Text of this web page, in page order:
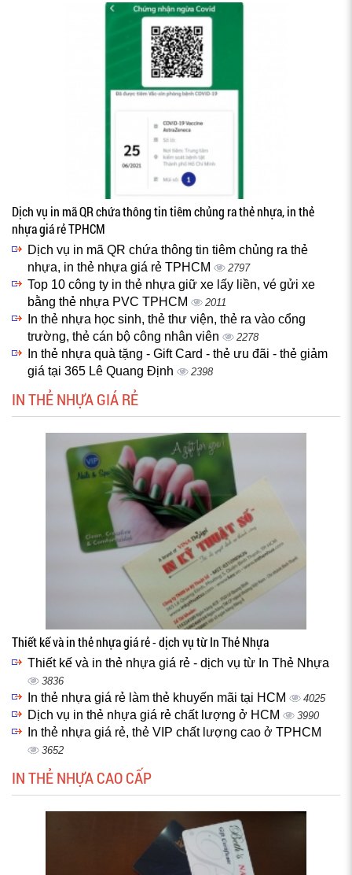
Dịch vụ in mã QR chứa thông tin tiêm chủng ra thẻ nhựa, in thẻ
nhựa giá rẻ TPHCM
Dịch vụ in mã QR chứa thông tin tiêm chủng ra thẻ
nhựa, in thẻ nhựa giá rẻ TPHCM
2797
Top 10 công ty in thẻ nhựa giữ xe lấy liền, vé gửi xe
bằng thẻ nhựa PVC TPHCM
2011
In thẻ nhựa học sinh, thẻ thư viện, thẻ ra vào cổng
trường, thẻ cán bộ công nhân viên
2278
In thẻ nhựa quà tặng - Gift Card - thẻ ưu đãi - thẻ giảm
giá tại 365 Lê Quang Định
2398
IN THẺ NHỰA GIÁ RẺ
Thiết kế và in thẻ nhựa giá rẻ - dịch vụ từ In Thẻ Nhựa
Thiết kế và in thẻ nhựa giá rẻ - dịch vụ từ In Thẻ Nhựa
3836
In thẻ nhựa giá rẻ làm thẻ khuyến mãi tại HCM 4025
Dịch vụ in thẻ nhựa giá rẻ chất lượng ở HCM 3990
In thẻ nhựa giá rẻ, thẻ VIP chất lượng cao ở TPHCM
3652
IN THẺ NHỰA CAO CẤP